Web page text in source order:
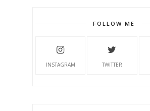
FOLLOW ME
INSTAGRAM TWITTER